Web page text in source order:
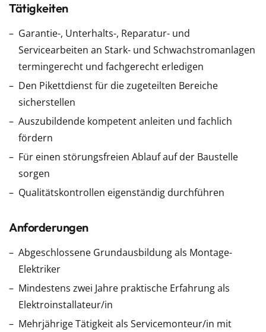
Tätigkeiten
Garantie-, Unterhalts-, Reparatur- und
Servicearbeiten an Stark- und Schwachstromanlagen
termingerecht und fachgerecht erledigen
Den Pikettdienst für die zugeteilten Bereiche
sicherstellen
Auszubildende kompetent anleiten und fachlich
fördern
Für einen störungsfreien Ablauf auf der Baustelle
sorgen
Qualitätskontrollen eigenständig durchführen
Anforderungen
Abgeschlossene Grundausbildung als Montage-
Elektriker
Mindestens zwei Jahre praktische Erfahrung als
Elektroinstallateur/in
Mehrjährige Tätigkeit als Servicemonteur/in mit